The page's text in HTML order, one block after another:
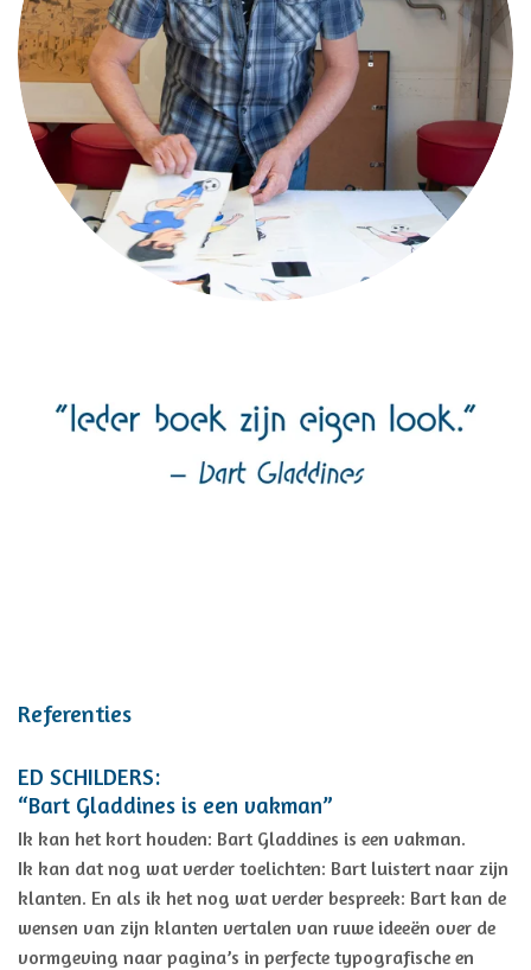
Referenties
ED SCHILDERS:
“Bart Gladdines is een vakman”
Ik kan het kort houden: Bart Gladdines is een vakman.
Ik kan dat nog wat verder toelichten: Bart luistert naar zijn
klanten. En als ik het nog wat verder bespreek: Bart kan de
wensen van zijn klanten vertalen van ruwe ideeën over de
vormgeving naar pagina’s in perfecte typografische en